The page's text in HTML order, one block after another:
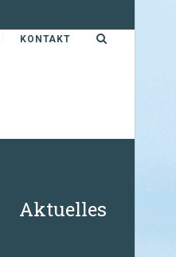
KONTAKT
Aktuelles